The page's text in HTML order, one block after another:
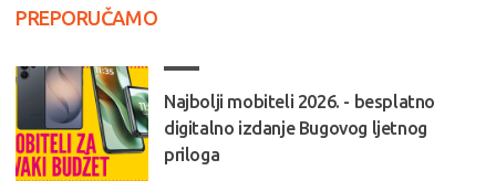
PREPORUČAMO
Najbolji mobiteli 2026. - besplatno
digitalno izdanje Bugovog ljetnog
priloga